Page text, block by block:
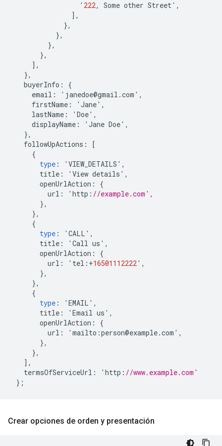
' 222, Some other Street' ,
],
},
},
},
},
],
},
buyerInfo :
{
email : ' janedoe@gmail .com ' ,
firstName : ' Jane' ,
lastName : ' Doe' ,
displayName : ' Jane Doe' ,
},
followUpActions :
[
{
type : ' VIEW_DETAILS ' ,
title : ' View details ' ,
openUrlAction :
{
url : ' http : //example.com',
},
},
{
type : ' CALL ' ,
title : ' Call us ' ,
openUrlAction :
{
url : ' tel : +16501112222' ,
},
},
{
type : ' EMAIL ' ,
title : ' Email us ' ,
openUrlAction :
{
url : ' mailto :person@example.com ' ,
},
},
],
termsOfServiceUrl : ' http : //www.example.com'
};
Crear opciones de orden y presentación